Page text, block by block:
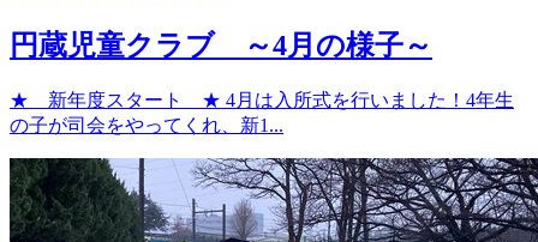
円蔵児童クラブ ～4月の様子～
★ 新年度スタート ★ 4月は入所式を行いました！4年生
の子が司会をやってくれ、新1...